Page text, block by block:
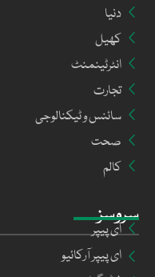
سروسز
ای پیپر
ای پیپر آرکائیو
دنیا
کھیل
انٹرٹینمنٹ
تجارت
سائنس و ٹیکنالوجی
صحت
کالم